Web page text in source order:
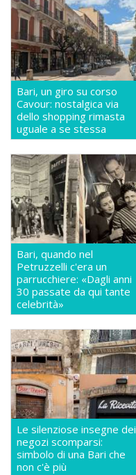
Bari, un giro su corso
Cavour: nostalgica via
dello shopping rimasta
uguale a se stessa
Bari, quando nel
Petruzzelli c'era un
parrucchiere: «Dagli anni
30 passate da qui tante
celebrità»
Le silenziose insegne dei
negozi scomparsi:
simbolo di una Bari che
non c'è più